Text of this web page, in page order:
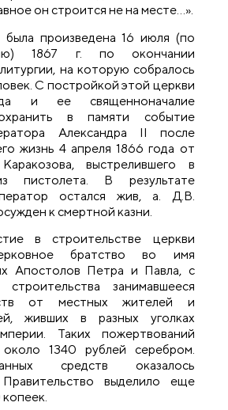
он строится не на месте…».
была произведена 16 июля (по
1867 г. по окончании
на которую собралось
С постройкой этой церкви
и ее священноначалие
в памяти событие
Александра II после
жизнь 4 апреля 1866 года от
выстрелившего в
пистолета. В результате
остался жив, а. Д.В.
к смертной казни.
в строительстве церкви
братство во имя
Апостолов Петра и Павла, с
занимавшееся
от местных жителей и
живших в разных уголках
Таких пожертвований
1340 рублей серебром.
средств оказалось
выделило еще